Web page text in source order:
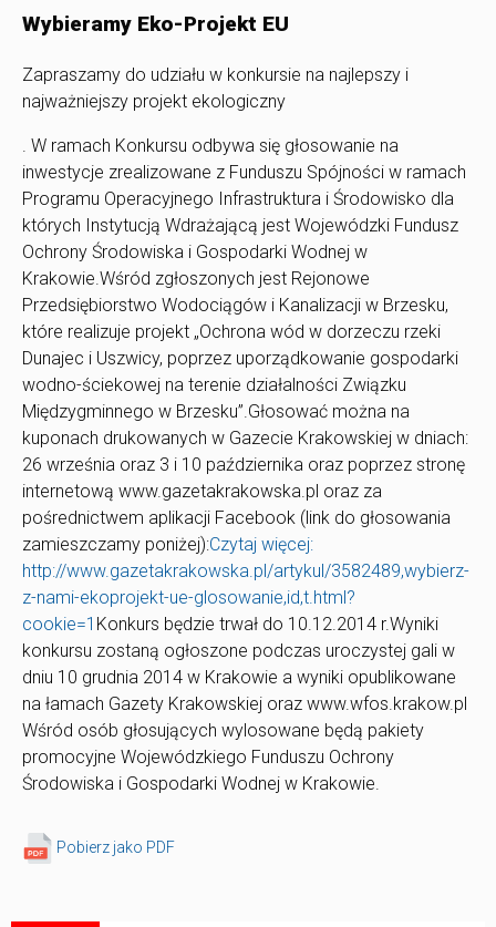
Wybieramy Eko-Projekt EU
Zapraszamy do udziału w konkursie na najlepszy i
najważniejszy projekt ekologiczny
. W ramach Konkursu odbywa się głosowanie na
inwestycje zrealizowane z Funduszu Spójności w ramach
Programu Operacyjnego Infrastruktura i Środowisko dla
których Instytucją Wdrażającą jest Wojewódzki Fundusz
Ochrony Środowiska i Gospodarki Wodnej w
Krakowie.Wśród zgłoszonych jest Rejonowe
Przedsiębiorstwo Wodociągów i Kanalizacji w Brzesku,
które realizuje projekt „Ochrona wód w dorzeczu rzeki
Dunajec i Uszwicy, poprzez uporządkowanie gospodarki
wodno-ściekowej na terenie działalności Związku
Międzygminnego w Brzesku”.Głosować można na
kuponach drukowanych w Gazecie Krakowskiej w dniach:
26 września oraz 3 i 10 października oraz poprzez stronę
internetową www.gazetakrakowska.pl oraz za
pośrednictwem aplikacji Facebook (link do głosowania
zamieszczamy poniżej):Czytaj więcej:
http://www.gazetakrakowska.pl/artykul/3582489,wybierz-
z-nami-ekoprojekt-ue-glosowanie,id,t.html?
cookie=1 Konkurs będzie trwał do 10.12.2014 r.Wyniki
konkursu zostaną ogłoszone podczas uroczystej gali w
dniu 10 grudnia 2014 w Krakowie a wyniki opublikowane
na łamach Gazety Krakowskiej oraz www.wfos.krakow.pl
Wśród osób głosujących wylosowane będą pakiety
promocyjne Wojewódzkiego Funduszu Ochrony
Środowiska i Gospodarki Wodnej w Krakowie.
Pobierz jako PDF